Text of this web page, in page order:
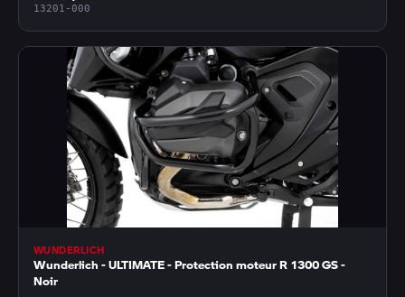
13201-000
WUNDERLICH
Wunderlich - ULTIMATE - Protection moteur R 1300 GS -
Noir